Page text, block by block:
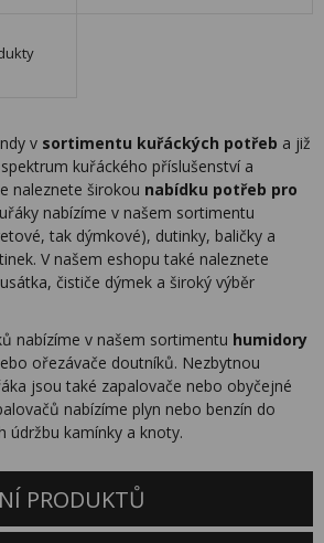
v sortimentu kuřáckých potřeb a již
kuřáckého příslušenství a
naleznete širokou nabídku potřeb pro
nabízíme v našem sortimentu
tak dýmkové), dutinky, baličky a
V našem eshopu také naleznete
čističe dýmek a široký výběr
nabízíme v našem sortimentu humidory
ořezávače doutníků. Nezbytnou
jsou také zapalovače nebo obyčejné
nabízíme plyn nebo benzín do
údržbu kamínky a knoty.
PRODUKTŮ